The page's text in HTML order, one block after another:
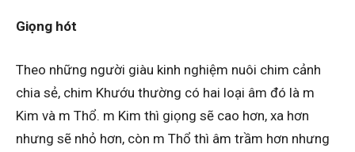
Giọng hót
Theo những người giàu kinh nghiệm nuôi chim cảnh
chia sẻ, chim Khướu thường có hai loại âm đó là m
Kim và m Thổ. m Kim thì giọng sẽ cao hơn, xa hơn
nhưng sẽ nhỏ hơn, còn m Thổ thì âm trầm hơn nhưng